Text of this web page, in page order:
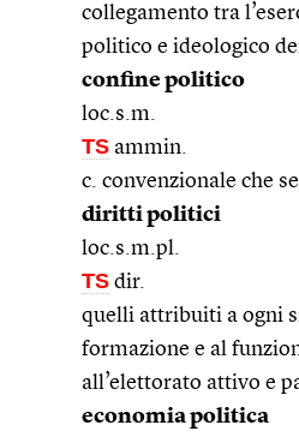
collegamento tra
politico e ideologico
confine politico
loc.s.m.
TS ammin.
c. convenzionale che
diritti politici
loc.s.m.pl.
TS dir.
quelli attribuiti a ogni
formazione e al
all’elettorato attivo e
economia politica